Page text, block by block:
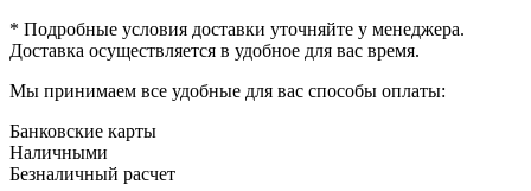
* Подробные условия доставки уточняйте у менеджера.
Доставка осуществляется в удобное для вас время.
Мы принимаем все удобные для вас способы оплаты:
Банковские карты
Наличными
Безналичный расчет